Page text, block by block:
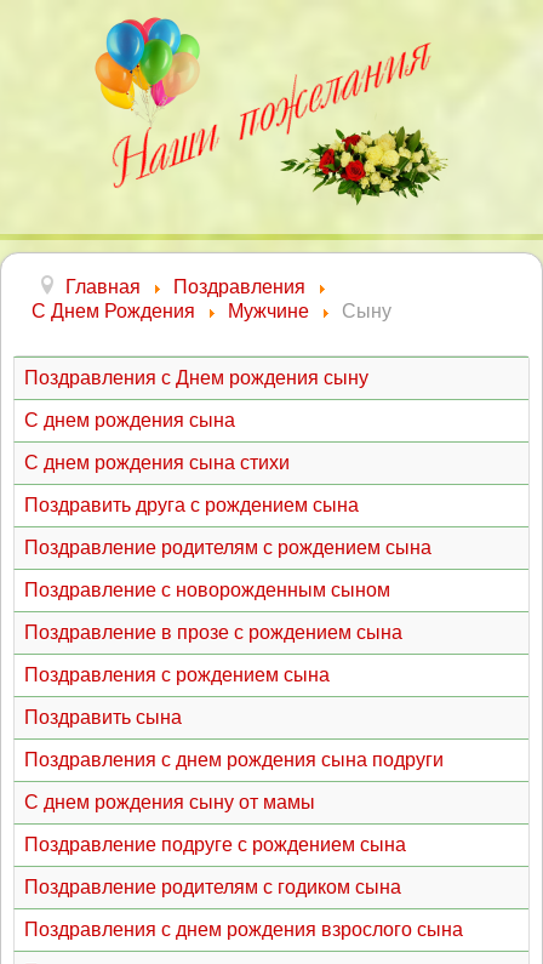
Главная
Поздравления
С Днем Рождения
Мужчине Сыну
Поздравления с Днем рождения сыну
С днем рождения сына
С днем рождения сына стихи
Поздравить друга с рождением сына
Поздравление родителям с рождением сына
Поздравление с новорожденным сыном
Поздравление в прозе с рождением сына
Поздравления с рождением сына
Поздравить сына
Поздравления с днем рождения сына подруги
С днем рождения сыну от мамы
Поздравление подруге с рождением сына
Поздравление родителям с годиком сына
Поздравления с днем рождения взрослого сына